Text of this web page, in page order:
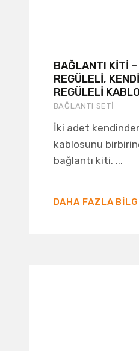
BAĞLANTI KITI –
REGÜLELI,
REGÜLELI
BAĞLANTI SETI
İki adet
kablosunu
bağlantı kiti. ...
DAHA FAZLA